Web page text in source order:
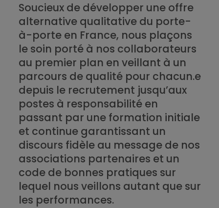
Soucieux de développer une offre
alternative qualitative du porte-
à-porte en France, nous plaçons
le soin porté à nos collaborateurs
au premier plan en veillant à un
parcours de qualité pour chacun.e
depuis le recrutement jusqu’aux
postes à responsabilité en
passant par une formation initiale
et continue garantissant un
discours fidèle au message de nos
associations partenaires et un
code de bonnes pratiques sur
lequel nous veillons autant que sur
les performances.